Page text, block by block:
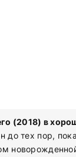
(2018) в
до тех пор,